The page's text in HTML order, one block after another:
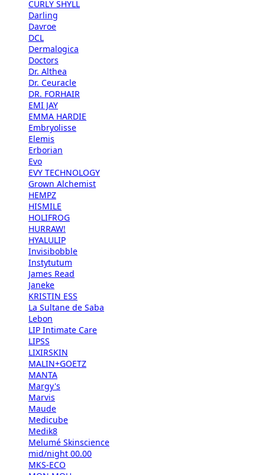
CURLY SHYLL
Darling
Davroe
DCL
Dermalogica
Doctors
Dr. Althea
Dr. Ceuracle
DR. FORHAIR
EMI JAY
EMMA HARDIE
Embryolisse
Elemis
Erborian
Evo
EVY TECHNOLOGY
Grown Alchemist
HEMPZ
HISMILE
HOLIFROG
HURRAW!
HYALULIP
Invisibobble
Instytutum
James Read
Janeke
KRISTIN ESS
La Sultane de Saba
Lebon
LIP Intimate Care
LIPSS
LIXIRSKIN
MALIN+GOETZ
MANTA
Margy's
Marvis
Maude
Medicube
Medik8
Melumé Skinscience
mid/night 00.00
MKS-ECO